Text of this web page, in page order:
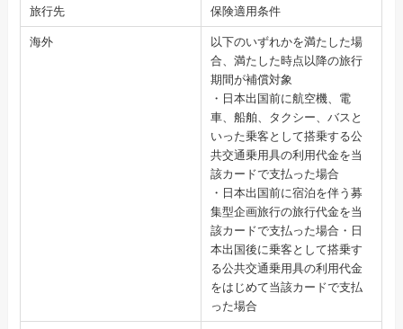
旅行先 保険適用条件
海外
以下のいずれかを満たした場
合、満たした時点以降の旅行
期間が補償対象
・日本出国前に航空機、電
車、船舶、タクシー、バスと
いった乗客として搭乗する公
共交通乗用具の利用代金を当
該カードで支払った場合
・日本出国前に宿泊を伴う募
集型企画旅行の旅行代金を当
該カードで支払った場合・日
本出国後に乗客として搭乗す
る公共交通乗用具の利用代金
をはじめて当該カードで支払
った場合